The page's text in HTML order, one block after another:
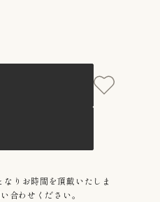
りお時間を頂戴いたしま
合わせください。